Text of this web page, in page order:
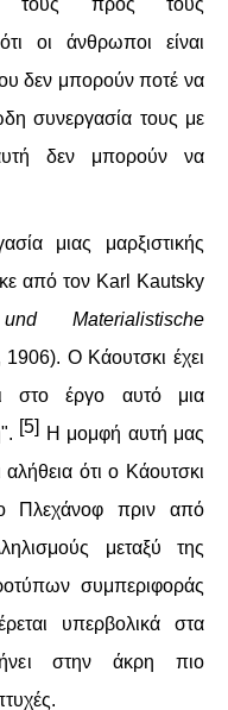
τους προς τους
οι άνθρωποι είναι
δεν μπορούν ποτέ να
συνεργασία τους με
δεν μπορούν να
μιας μαρξιστικής
από τον Karl Kautsky
Materialistische
1906). Ο Κάουτσκι έχει
στο έργο αυτό μια
[5] Η μομφή αυτή μας
αλήθεια ότι ο Κάουτσκι
Πλεχάνοφ πριν από
μεταξύ της
συμπεριφοράς
υπερβολικά στα
στην άκρη πιο